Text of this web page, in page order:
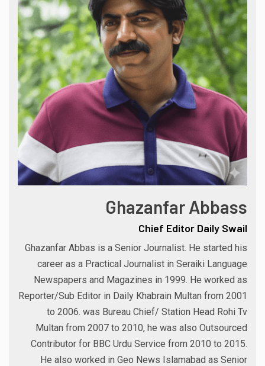
Ghazanfar Abbass
Chief Editor Daily Swail
Ghazanfar Abbas is a Senior Journalist. He started his
career as a Practical Journalist in Seraiki Language
Newspapers and Magazines in 1999. He worked as
Reporter/Sub Editor in Daily Khabrain Multan from 2001
to 2006. was Bureau Chief/ Station Head Rohi Tv
Multan from 2007 to 2010, he was also Outsourced
Contributor for BBC Urdu Service from 2010 to 2015.
He also worked in Geo News Islamabad as Senior